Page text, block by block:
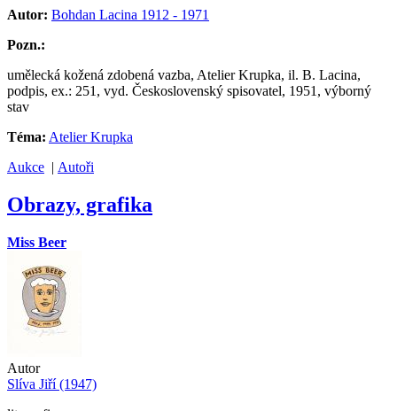
Autor: Bohdan Lacina 1912 - 1971
Pozn.:
umělecká kožená zdobená vazba, Atelier Krupka, il. B. Lacina,
podpis, ex.: 251, vyd. Československý spisovatel, 1951, výborný
stav
Téma: Atelier Krupka
Aukce | Autoři
Obrazy, grafika
Miss Beer
Autor
Slíva Jiří (1947)